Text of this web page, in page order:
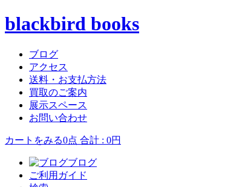
blackbird books
ブログ
アクセス
送料・お支払方法
買取のご案内
展示スペース
お問い合わせ
カートをみる0点 合計 : 0円
ブログ
ご利用ガイド